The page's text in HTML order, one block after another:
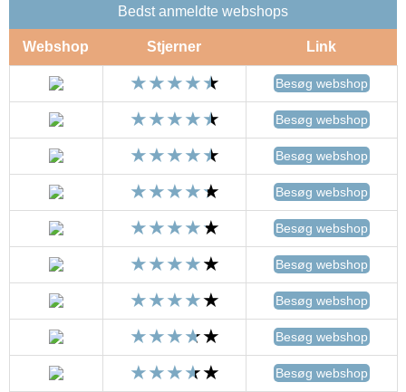
Bedst anmeldte webshops
Webshop Stjerner Link
Besøg webshop
Besøg webshop
Besøg webshop
Besøg webshop
Besøg webshop
Besøg webshop
Besøg webshop
Besøg webshop
Besøg webshop